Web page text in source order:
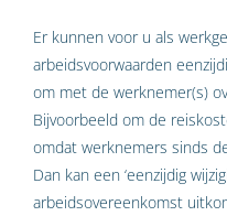
Er kunnen voor u als
arbeidsvoorwaarden
om met de werknemer(s)
Bijvoorbeeld om de
omdat werknemers sinds
Dan kan een ‘eenzijdig
arbeidsovereenkomst